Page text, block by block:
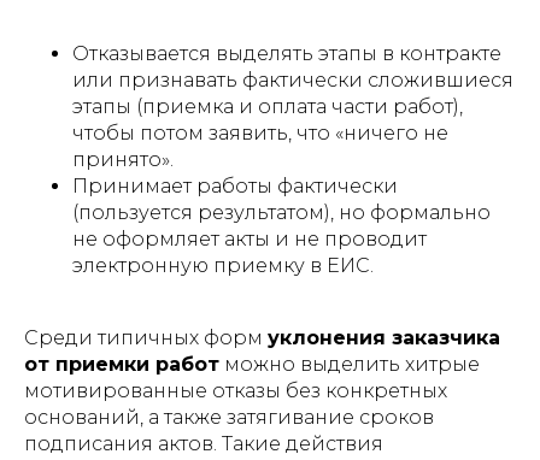
Отказывается выделять этапы в контракте
или признавать фактически сложившиеся
этапы (приемка и оплата части работ),
чтобы потом заявить, что «ничего не
принято».
Принимает работы фактически
(пользуется результатом), но формально
не оформляет акты и не проводит
электронную приемку в ЕИС.
Среди типичных форм уклонения заказчика
от приемки работ можно выделить хитрые
мотивированные отказы без конкретных
оснований, а также затягивание сроков
подписания актов. Такие действия